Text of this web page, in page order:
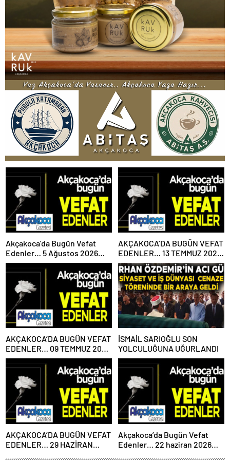
Akçakoca’da Bugün Vefat
Edenler… 5 Ağustos 2026
Çarşamba
AKÇAKOCA’DA BUGÜN VEFAT
EDENLER… 13 TEMMUZ 2026
PAZARTESİ
AKÇAKOCA’DA BUGÜN VEFAT
EDENLER… 09 TEMMUZ 2026
PERŞEMBE
İSMAİL SARIOĞLU SON
YOLCULUĞUNA UĞURLANDI
AKÇAKOCA’DA BUGÜN VEFAT
EDENLER… 29 HAZİRAN
Akçakoca’da Bugün Vefat
Edenler… 22 haziran 2026